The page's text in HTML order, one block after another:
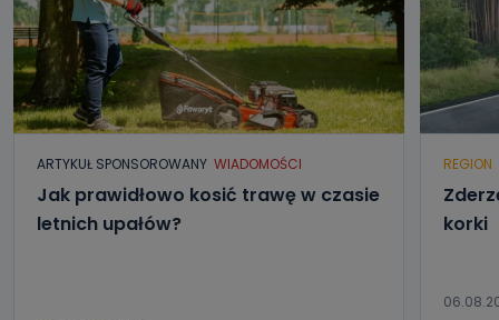
ARTYKUŁ SPONSOROWANY WIADOMOŚCI
Jak prawidłowo kosić trawę w czasie
letnich upałów?
REGION
korki